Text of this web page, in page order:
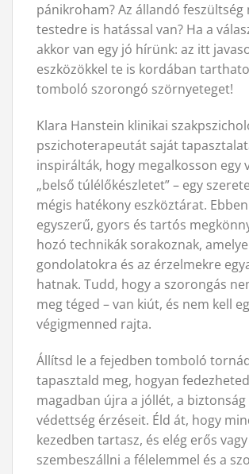
pánikroham? Az állandó feszültség
testedre is hatással van? Ha a
akkor van egy jó hírünk: az itt
eszközökkel te is kordában
tomboló szorongó szörnyeteget!
Klara Hanstein klinikai
pszichoterapeutát saját
inspirálták, hogy megalkosson egy
„belső túlélőkészletet” – egy
mégis hatékony eszköztárat.
egyszerű, gyors és tartós
hozó technikák sorakoznak,
gondolatokra és az érzelmekre
hatnak. Tudd, hogy a szorongás
meg téged – van kiút, és nem kell
végigmenned rajta.
Állítsd le a fejedben tomboló
tapasztald meg, hogyan
magadban újra a jóllét, a biztonság
védettség érzéseit. Éld át, hogy
kezedben tartasz, és elég erős vagy
szembeszállni a félelemmel és a